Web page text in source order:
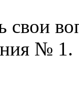
свои
№ 1.